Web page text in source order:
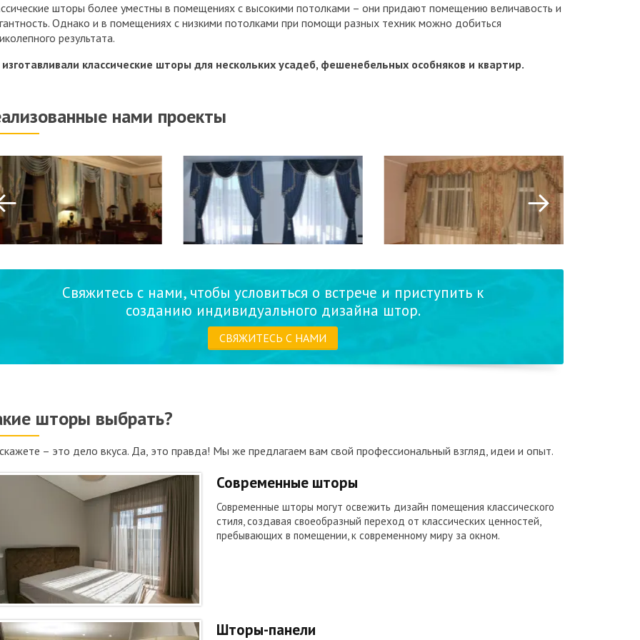
шторы более уместны в помещениях с высокими потолками – они придают помещению величавость и
Однако и в помещениях с низкими потолками при помощи разных техник можно добиться
результата.
классические шторы для нескольких усадеб, фешенебельных особняков и квартир.
нами проекты
Свяжитесь с нами, чтобы условиться о встрече и приступить к
созданию индивидуального дизайна штор.
СВЯЖИТЕСЬ С НАМИ
шторы выбрать?
– это дело вкуса. Да, это правда! Мы же предлагаем вам свой профессиональный взгляд, идеи и опыт.
Современные шторы
Современные шторы могут освежить дизайн помещения классического
стиля, создавая своеобразный переход от классических ценностей,
пребывающих в помещении, к современному миру за окном.
Шторы-панели